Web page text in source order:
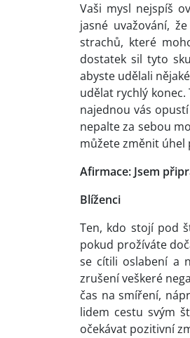
Vaši mysl nejspíš
jasné uvažování,
strachů, které
dostatek sil tyto
abyste udělali
udělat rychlý
najednou vás
nepalte za sebou
můžete změnit úhel
Afirmace: Jsem
Blíženci
Ten, kdo stojí pod
pokud prožíváte
se cítili oslabení a
zrušení veškeré
čas na smíření,
lidem cestu svým
očekávat pozitivní